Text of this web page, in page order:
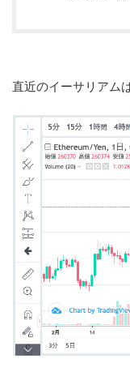
直近のイーサリアム